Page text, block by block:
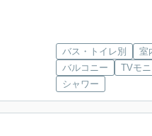
バス・トイレ別 室
バルコニー
TVモ
シャワー